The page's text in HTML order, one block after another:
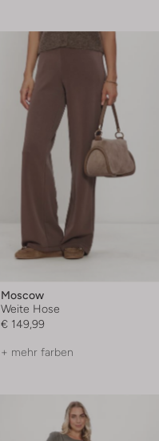
Moscow
Weite Hose
€ 149,99
+ mehr farben